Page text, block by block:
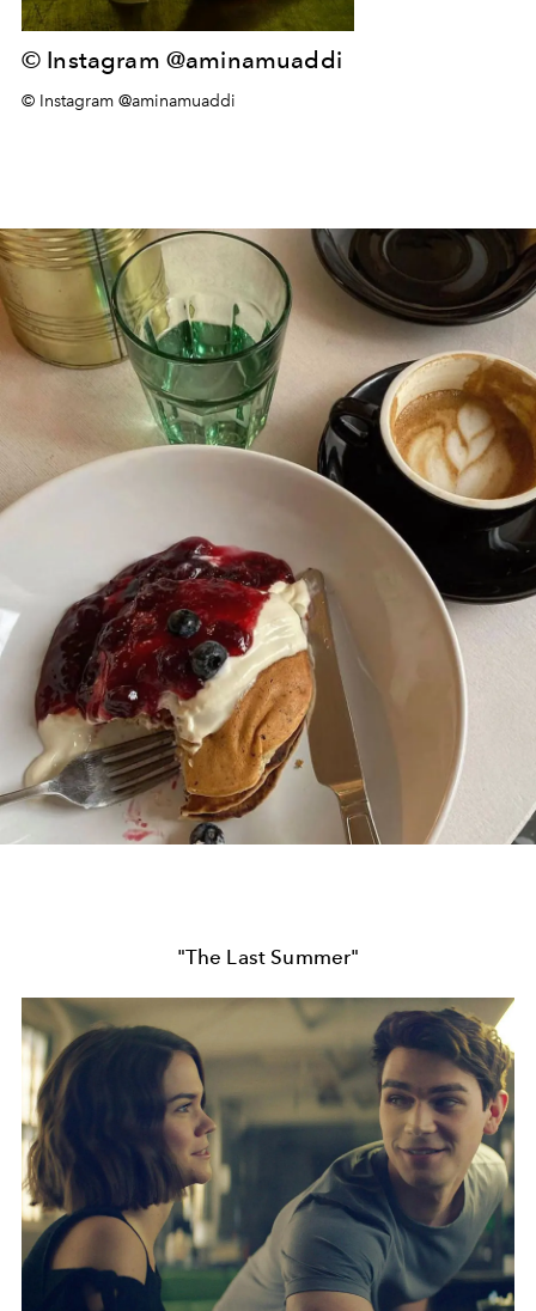
© Instagram @aminamuaddi
© Instagram @aminamuaddi
"The Last Summer"